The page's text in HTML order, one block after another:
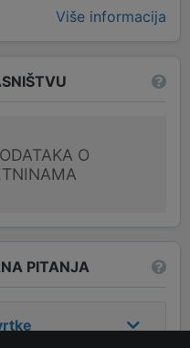
Više informacija
O
PITANJA